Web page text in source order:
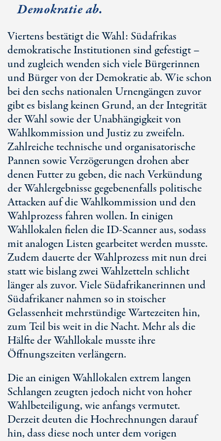
Demokratie ab.
Viertens bestätigt die Wahl: Südafrikas
demokratische Institutionen sind gefestigt –
und zugleich wenden sich viele Bürgerinnen
und Bürger von der Demokratie ab. Wie schon
bei den sechs nationalen Urnengängen zuvor
gibt es bislang keinen Grund, an der Integrität
der Wahl sowie der Unabhängigkeit von
Wahlkommission und Justiz zu zweifeln.
Zahlreiche technische und organisatorische
Pannen sowie Verzögerungen drohen aber
denen Futter zu geben, die nach Verkündung
der Wahlergebnisse gegebenenfalls politische
Attacken auf die Wahlkommission und den
Wahlprozess fahren wollen. In einigen
Wahllokalen fielen dieID-Scanneraus, sodass
mit analogen Listen gearbeitet werden musste.
Zudem dauerte der Wahlprozess mit nun drei
statt wie bislang zwei Wahlzetteln schlicht
länger als zuvor. Viele Südafrikanerinnen und
Südafrikaner nahmen so in stoischer
Gelassenheit mehrstündige Wartezeiten hin,
zum Teil bis weit in die Nacht. Mehr als die
Hälfte der Wahllokale musste ihre
Öffnungszeiten verlängern.
Die an einigen Wahllokalen extrem langen
Schlangen zeugten jedoch nicht von hoher
Wahlbeteiligung, wie anfangs vermutet.
Derzeit deuten die Hochrechnungen darauf
hin, dass diese noch unter dem vorigen